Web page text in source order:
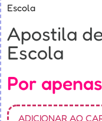
Escola
Apostila
Escola
Por
ADICIONAR AO